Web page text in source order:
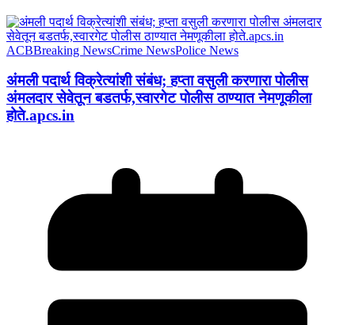
ACBBreaking NewsCrime NewsPolice News
अंमली पदार्थ विक्रेत्यांशी संबंध; हप्ता वसुली करणारा पोलीस
अंमलदार सेवेतून बडतर्फ,स्वारगेट पोलीस ठाण्यात नेमणूकीला
होते.apcs.in